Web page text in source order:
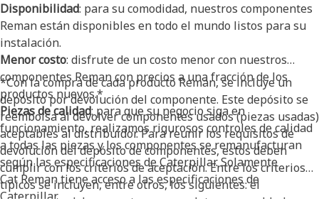
Disponibilidad: para su comodidad, nuestros componentes
Reman están disponibles en todo el mundo listos para su
instalación.
Menor costo: disfrute de un costo menor con nuestros
componentes Reman con precios a una fracción de los
productos nuevos.*
Piezas de calidad: para que su negocio siga en
funcionamiento, realizamos rigurosos controles de calidad
a todas las piezas y los componentes se remanufacturan
según las especificaciones de Caterpillar. Solamente
Cat Reman tiene acceso a las especificaciones de
Caterpillar.
*Con la compra de cada producto Reman, se incluye un
depósito por devolución del componente. Este depósito se
reembolsa al devolver componentes usados (piezas usadas)
aceptables al distribuidor. Para reunir los requisitos de
devolución del depósito de componentes, estos deben
cumplir con los criterios de aceptación. Entre los criterios
típicos se incluyen, entre otros, los siguientes: el